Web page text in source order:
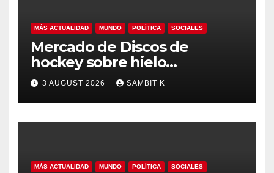
MÁS ACTUALIDAD MUNDO POLÍTICA SOCIALES
Mercado de Discos de
hockey sobre hielo
Tendencias Regionales,
Tamaño del Mercado y
Oportunidades hasta 2035
3 AUGUST 2026 SAMBIT K
MÁS ACTUALIDAD MUNDO POLÍTICA SOCIALES